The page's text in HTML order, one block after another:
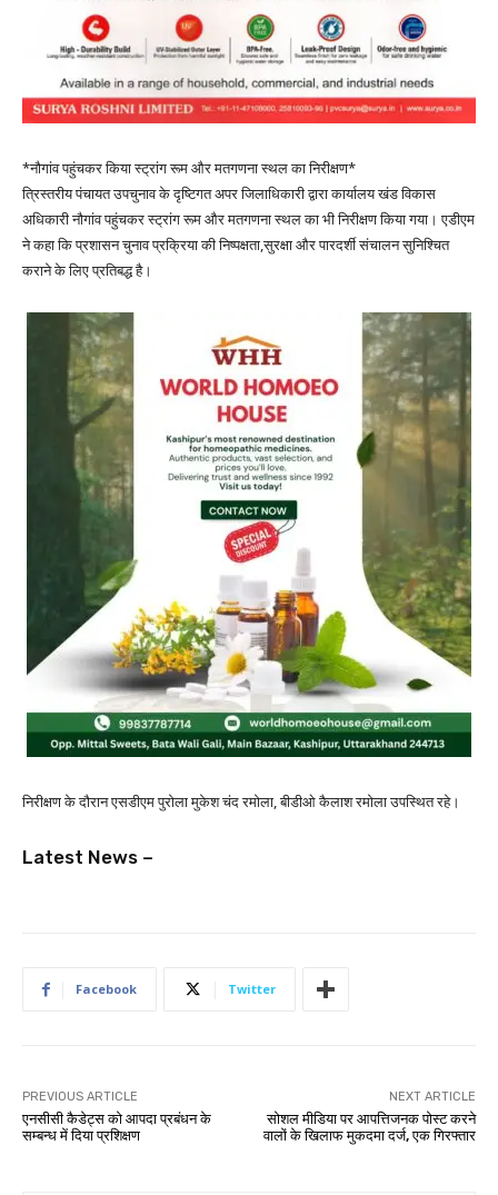
*नौगांव पहुंचकर किया स्ट्रांग रूम और मतगणना स्थल का निरीक्षण*
त्रिस्तरीय पंचायत उपचुनाव के दृष्टिगत अपर जिलाधिकारी द्वारा कार्यालय खंड विकास
अधिकारी नौगांव पहुंचकर स्ट्रांग रूम और मतगणना स्थल का भी निरीक्षण किया गया। एडीएम
ने कहा कि प्रशासन चुनाव प्रक्रिया की निष्पक्षता,सुरक्षा और पारदर्शी संचालन सुनिश्चित
कराने के लिए प्रतिबद्ध है।
निरीक्षण के दौरान एसडीएम पुरोला मुकेश चंद रमोला, बीडीओ कैलाश रमोला उपस्थित रहे।
Latest News –
Facebook Twitter
PREVIOUS ARTICLE
एनसीसी कैडेट्स को आपदा प्रबंधन के
सम्बन्ध में दिया प्रशिक्षण
NEXT ARTICLE
सोशल मीडिया पर आपत्तिजनक पोस्ट करने
वालों के खिलाफ मुकदमा दर्ज, एक गिरफ्तार